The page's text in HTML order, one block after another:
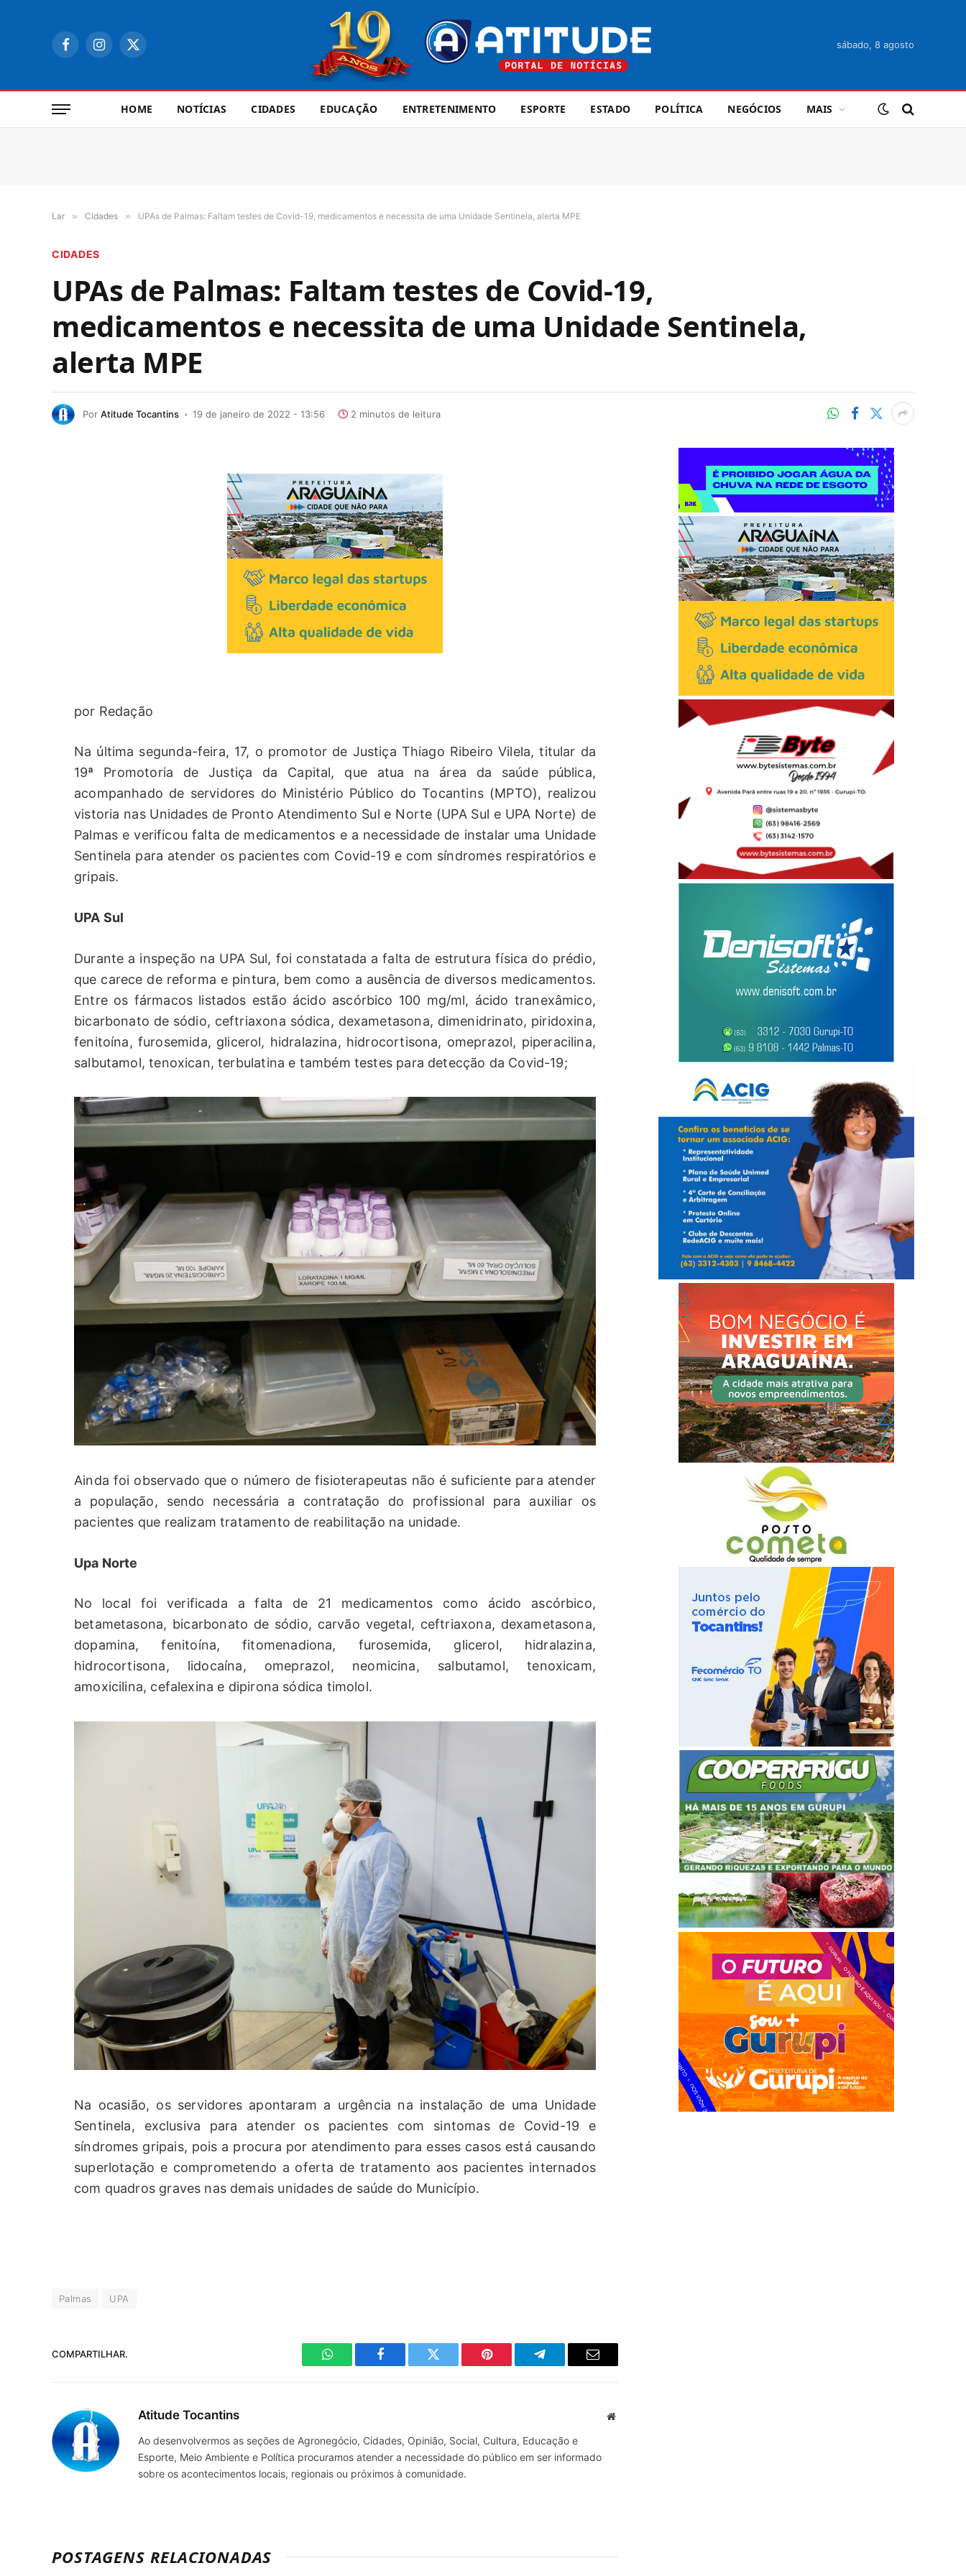
FacebookInstagram
X
sábado, 8 agosto
HOME NOTÍCIAS CIDADES EDUCAÇÃO ENTRETENIMENTO ESPORTE ESTADO POLÍTICA NEGÓCIOS MAIS
Lar » Cidades » UPAs de Palmas: Faltam testes de Covid-19, medicamentos e necessita de uma Unidade Sentinela, alerta MPE
CIDADES
UPAs de Palmas: Faltam testes de Covid-19,
medicamentos e necessita de uma Unidade Sentinela,
alerta MPE
Por Atitude Tocantins 19 de janeiro de 2022 - 13:56 2 minutos de leitura
por Redação
Na última segunda-feira, 17, o promotor de Justiça Thiago Ribeiro Vilela, titular da
19ª Promotoria de Justiça da Capital, que atua na área da saúde pública,
acompanhado de servidores do Ministério Público do Tocantins (MPTO), realizou
vistoria nas Unidades de Pronto Atendimento Sul e Norte (UPA Sul e UPA Norte) de
Palmas e verificou falta de medicamentos e a necessidade de instalar uma Unidade
Sentinela para atender os pacientes com Covid-19 e com síndromes respiratórios e
gripais.
UPA Sul
Durante a inspeção na UPA Sul, foi constatada a falta de estrutura física do prédio,
que carece de reforma e pintura, bem como a ausência de diversos medicamentos.
Entre os fármacos listados estão ácido ascórbico 100 mg/ml, ácido tranexâmico,
bicarbonato de sódio, ceftriaxona sódica, dexametasona, dimenidrinato, piridoxina,
fenitoína, furosemida, glicerol, hidralazina, hidrocortisona, omeprazol, piperacilina,
salbutamol, tenoxican, terbulatina e também testes para detecção da Covid-19;
Ainda foi observado que o número de fisioterapeutas não é suficiente para atender
a população, sendo necessária a contratação do profissional para auxiliar os
pacientes que realizam tratamento de reabilitação na unidade.
Upa Norte
No local foi verificada a falta de 21 medicamentos como ácido ascórbico,
betametasona, bicarbonato de sódio, carvão vegetal, ceftriaxona, dexametasona,
dopamina, fenitoína, fitomenadiona, furosemida, glicerol, hidralazina,
hidrocortisona, lidocaína, omeprazol, neomicina, salbutamol, tenoxicam,
amoxicilina, cefalexina e dipirona sódica timolol.
Na ocasião, os servidores apontaram a urgência na instalação de uma Unidade
Sentinela, exclusiva para atender os pacientes com sintomas de Covid-19 e
síndromes gripais, pois a procura por atendimento para esses casos está causando
superlotação e comprometendo a oferta de tratamento aos pacientes internados
com quadros graves nas demais unidades de saúde do Município.
Palmas UPA
COMPARTILHAR.
WhatsAppFacebook Twitter Pinterest TelegramaE-
Atitude Tocantins Site
Ao desenvolvermos as seções de Agronegócio, Cidades, Opinião, Social, Cultura, Educação e
Esporte, Meio Ambiente e Política procuramos atender a necessidade do público em ser informado
sobre os acontecimentos locais, regionais ou próximos à comunidade.
POSTAGENS RELACIONADAS